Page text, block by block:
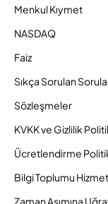
Menkul Kıymet
NASDAQ
Faiz
Sıkça Sorulan
Sözleşmeler
KVKK ve Gizlilik
Ücretlendirme
Bilgi Toplumu
Zaman Aşımına